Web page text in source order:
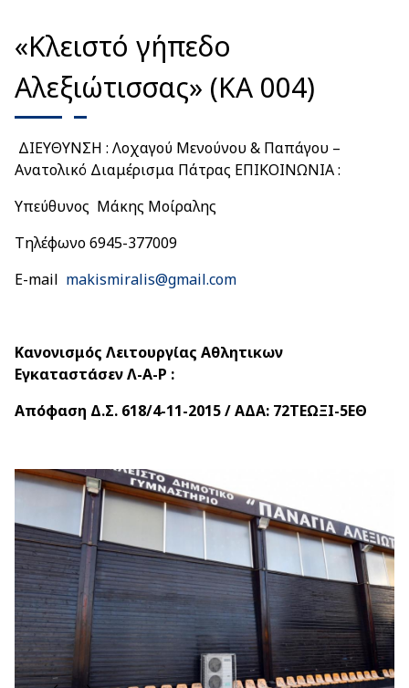
«Κλειστό γήπεδο
Αλεξιώτισσας» (ΚΑ 004)
ΔΙΕΥΘΥΝΣΗ : Λοχαγού Μενούνου & Παπάγου –
Ανατολικό Διαμέρισμα Πάτρας ΕΠΙΚΟΙΝΩΝΙΑ :
Υπεύθυνος Μάκης Μοίραλης
Τηλέφωνο 6945-377009
E-mail makismiralis@gmail.com
Κανονισμός Λειτουργίας Αθλητικων
Εγκαταστάσεν Λ-Α-Ρ :
Απόφαση Δ.Σ. 618/4-11-2015 / ΑΔΑ: 72ΤΕΩΞΙ-5ΕΘ